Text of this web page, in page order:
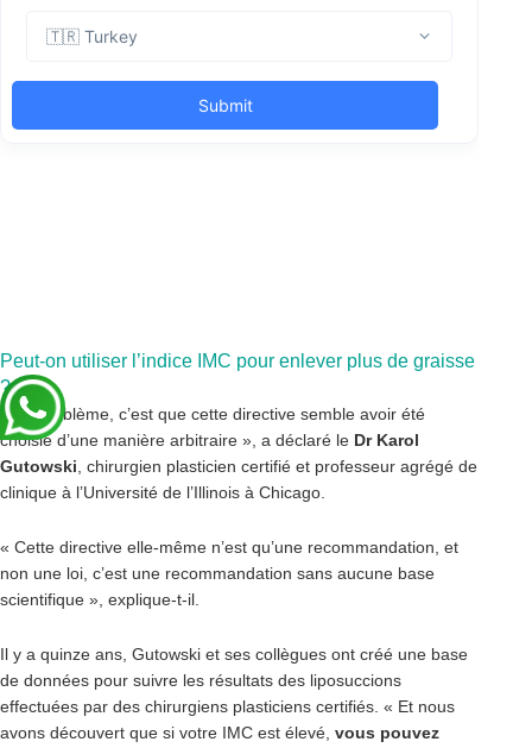
Peut-on utiliser l’indice IMC pour enlever plus de graisse
?
« Le problème, c’est que cette directive semble avoir été
choisie d’une manière arbitraire », a déclaré le Dr Karol
Gutowski , chirurgien plasticien certifié et professeur agrégé de
clinique à l’Université de l’Illinois à Chicago.
« Cette directive elle-même n’est qu’une recommandation, et
non une loi, c’est une recommandation sans aucune base
scientifique », explique-t-il.
Il y a quinze ans, Gutowski et ses collègues ont créé une base
de données pour suivre les résultats des liposuccions
effectuées par des chirurgiens plasticiens certifiés. « Et nous
avons découvert que si votre IMC est élevé, vous pouvez